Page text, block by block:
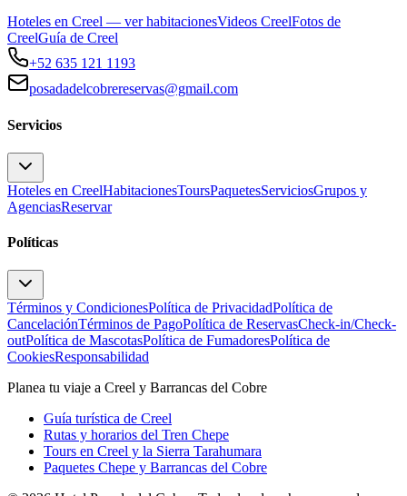
Hoteles en Creel — ver habitacionesVideos CreelFotos de
CreelGuía de Creel
+52 635 121 1193
posadadelcobrereservas@gmail.com
Servicios
Hoteles en CreelHabitacionesToursPaquetesServiciosGrupos y
AgenciasReservar
Políticas
Términos y CondicionesPolítica de PrivacidadPolítica de
CancelaciónTérminos de PagoPolítica de ReservasCheck-in/Check-
outPolítica de MascotasPolítica de FumadoresPolítica de
CookiesResponsabilidad
Planea tu viaje a Creel y Barrancas del Cobre
Guía turística de Creel
Rutas y horarios del Tren Chepe
Tours en Creel y la Sierra Tarahumara
Paquetes Chepe y Barrancas del Cobre